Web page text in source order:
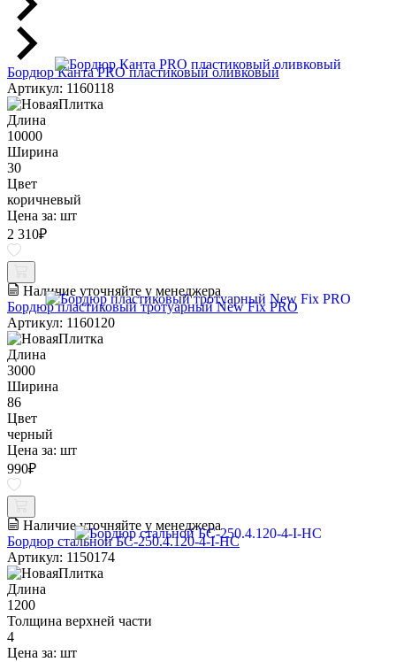
Бордюр Канта PRO пластиковый оливковый
Артикул: 1160118
Длина
10000
Ширина
30
Цвет
коричневый
Цена за: шт
2 310₽
Наличие уточняйте у менеджера
Бордюр пластиковый тротуарный New Fix PRO
Артикул: 1160120
Длина
3000
Ширина
86
Цвет
черный
Цена за: шт
990₽
Наличие уточняйте у менеджера
Бордюр стальной БС-250.4.120-4-I-НС
Артикул: 1150174
Длина
1200
Толщина верхней части
4
Цена за: шт